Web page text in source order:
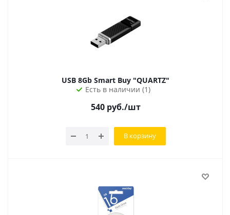
USB 8Gb Smart Buy "QUARTZ"
Есть в наличии (1)
540руб./шт
В корзину